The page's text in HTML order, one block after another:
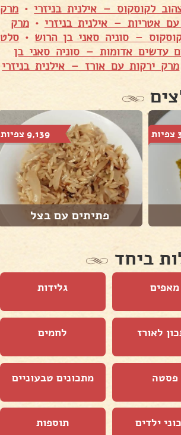
לקוסקוס – אילנית בניזרי • מרק
אטריות – אילנית בניזרי •מרק
– סוניה סאני בן הרוש • סלט
עדשים אדומות – סוניה סאני בן
מרק ירקות עם אורז – אילנית בניזרי
9,139 צפיות
פתיתים עם בצל
ביחד
מאפים גלידות
לאורז לחמים
פסטה מתכונים טבעוניים
ילדים תוספות